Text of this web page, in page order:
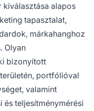
kiválasztása alapos
tapasztalat,
márkahanghoz
Olyan
bizonyított
portfólióval
valamint
és teljesítménymérési